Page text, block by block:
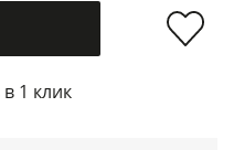
1 клик